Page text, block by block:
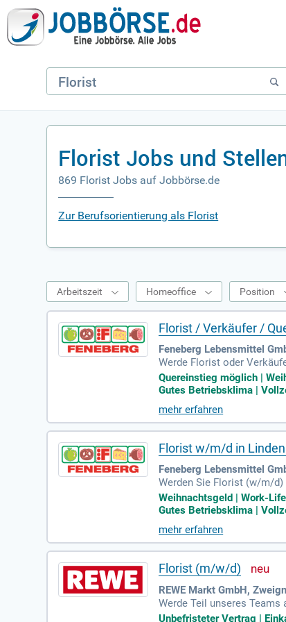
Florist Jobs und
869 Florist Jobs auf Jobbörse.de
Zur Berufsorientierung als Florist
Arbeitszeit Homeoffice Position
Florist / Verkäufer /
Feneberg Lebensmittel
Werde Florist oder
Urlaubs- und
flexiblen Arbeitszeiten und
t!
Quereinstieg möglich |
Gutes Betriebsklima |
mehr erfahren
Florist w/m/d in
Feneberg Lebensmittel
Werden Sie Florist (w/m/d)
o Stunde, dazu Urlaubs-
re Lebensereignisse.
stalten Sie Ihre Zukunft als
Weihnachtsgeld | Work-
Gutes Betriebsklima |
mehr erfahren
Florist (m/w/d)
REWE Markt GmbH,
Werde Teil unseres
Handel sind uns wichtig.
Unbefristeter Vertrag |